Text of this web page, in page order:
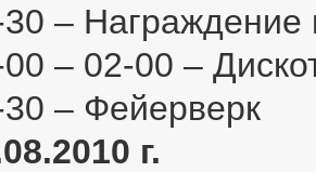
– Награждение
– 02-00 –
– Фейерверк
г.